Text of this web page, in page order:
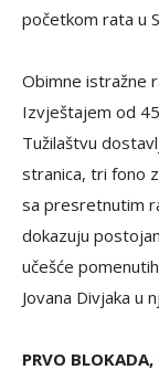
početkom rata u
Obimne istražne
Izvještajem od
Tužilaštvu
stranica, tri fono
sa presretnutim
dokazuju
učešće
Jovana Divjaka u
PRVO